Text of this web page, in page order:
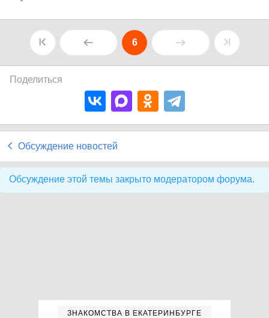
6
Поделиться
Обсуждение новостей
Обсуждение этой темы закрыто модератором форума.
ЗНАКОМСТВА В ЕКАТЕРИНБУРГЕ